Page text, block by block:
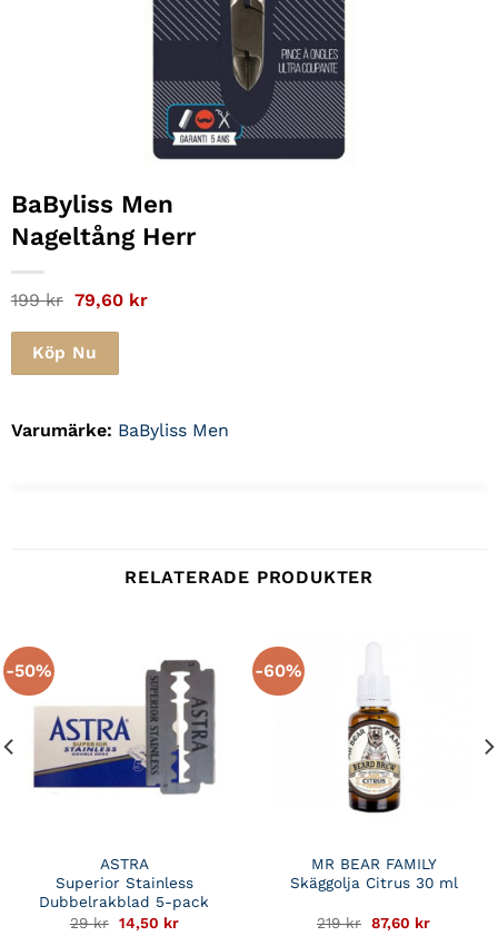
BaByliss Men
Nageltång Herr
199kr Det
ursprungliga
priset
var:
199 kr.
79,60 krDet
Köp Nu
Varumärke: BaByliss Men
RELATERADE PRODUKTER
-50%
ASTRA
Superior Stainless
Dubbelrakblad 5-pack
29kr Det
ursprungliga
14,50 krDet
-60%
MR BEAR FAMILY
Skäggolja Citrus 30 ml
219kr Det
ursprungliga
87,60 krDet